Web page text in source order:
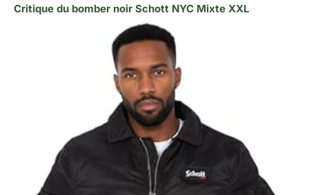
Critique du bomber noir Schott NYC Mixte XXL